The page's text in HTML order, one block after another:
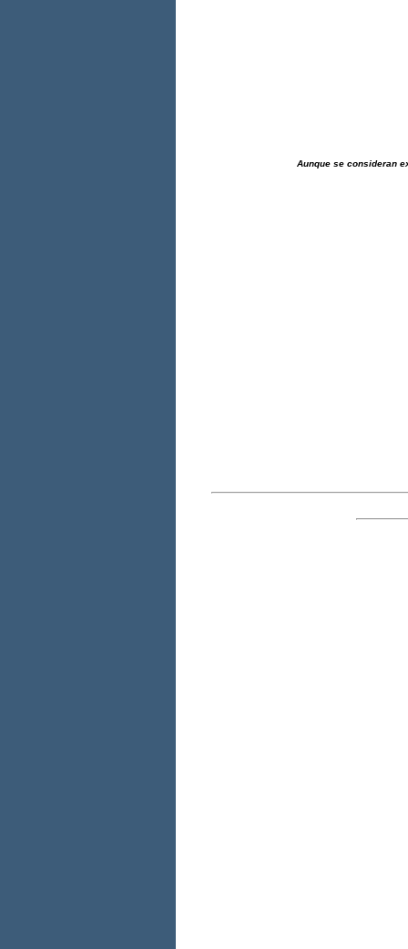
Aunque se consideran